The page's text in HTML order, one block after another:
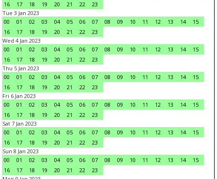
16
17 18 19 20 21 22
23
Tue 3 Jan 2023
00
01 02 03 04 05 06 07 08 09 10 11 12 13 14
15
16
17 18 19 20 21 22
23
Wed 4 Jan 2023
00
01 02 03 04 05 06 07 08 09 10 11 12 13 14
15
16
17 18 19 20 21 22
23
Thu 5 Jan 2023
00
01 02 03 04 05 06 07 08 09 10 11 12 13 14
15
16
17 18 19 20 21 22
23
Fri 6 Jan 2023
00
01 02 03 04 05 06 07 08 09 10 11 12 13 14
15
16
17 18 19 20 21 22
23
Sat 7 Jan 2023
00
01 02 03 04 05 06 07 08 09 10 11 12 13 14
15
16
17 18 19 20 21 22
23
Sun 8 Jan 2023
00
01 02 03 04 05 06 07 08 09 10 11 12 13 14
15
16
17 18 19 20 21 22
23